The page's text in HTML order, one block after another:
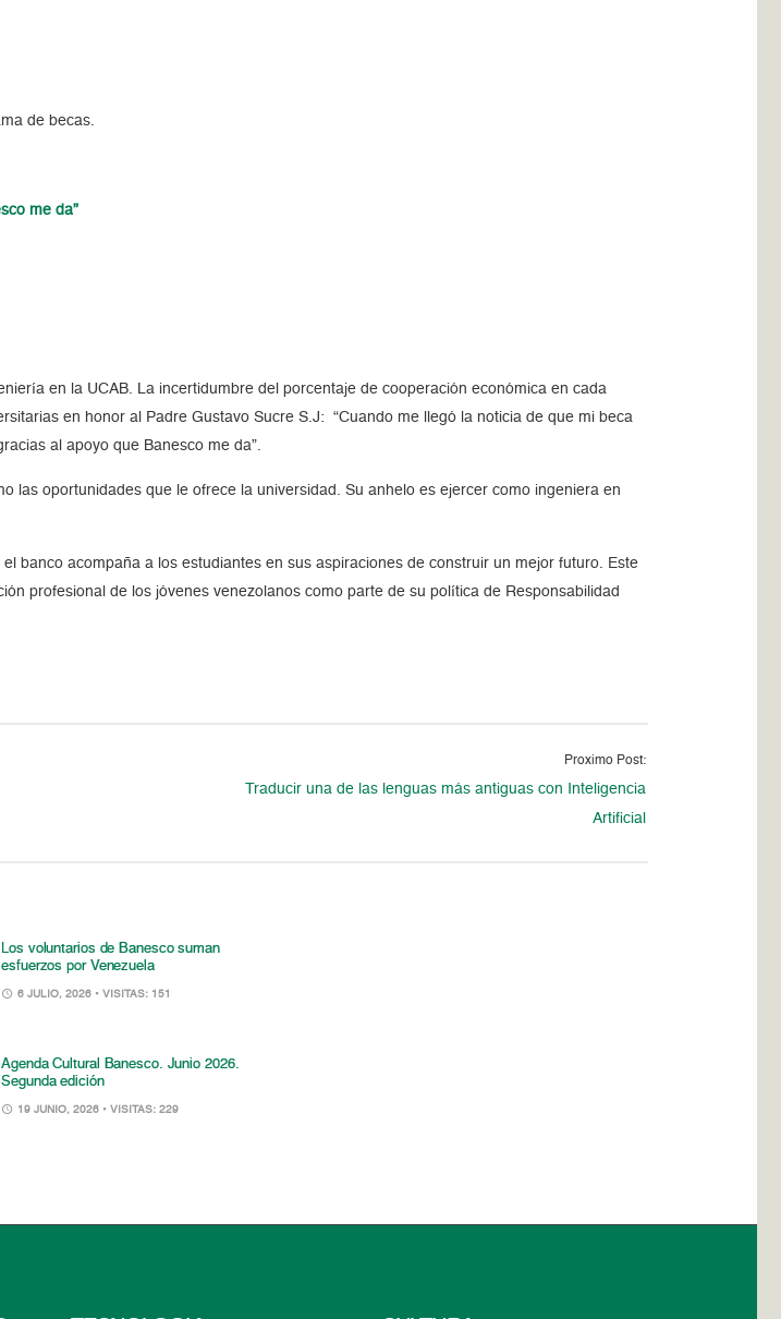
de becas.
me da”
en la UCAB. La incertidumbre del porcentaje de cooperación económica en cada
en honor al Padre Gustavo Sucre S.J: “Cuando me llegó la noticia de que mi beca
al apoyo que Banesco me da”.
las oportunidades que le ofrece la universidad. Su anhelo es ejercer como ingeniera en
banco acompaña a los estudiantes en sus aspiraciones de construir un mejor futuro. Este
profesional de los jóvenes venezolanos como parte de su política de Responsabilidad
Proximo Post:
Traducir una de las lenguas más antiguas con Inteligencia
Artificial
Los voluntarios de Banesco suman
esfuerzos por Venezuela
6 JULIO, 2026 • VISITAS: 151
Agenda Cultural Banesco. Junio 2026.
Segunda edición
19 JUNIO, 2026 • VISITAS: 229